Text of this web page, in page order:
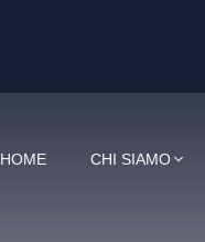
HOME CHI SIAMO